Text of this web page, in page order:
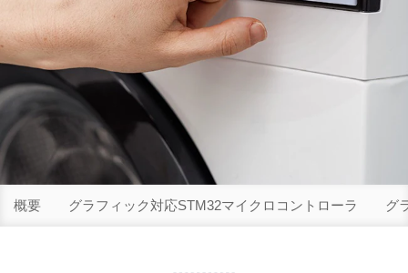
概要 グラフィック対応STM32マイクロコントローラ グ